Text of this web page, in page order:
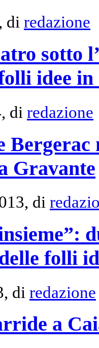
di redazione
sotto
idee in
di redazione
Bergerac
Gravante
di
folli
di redazione
a